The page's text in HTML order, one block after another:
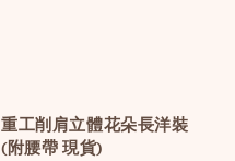
重工削肩立體花朵長洋裝
(附腰帶 現貨)